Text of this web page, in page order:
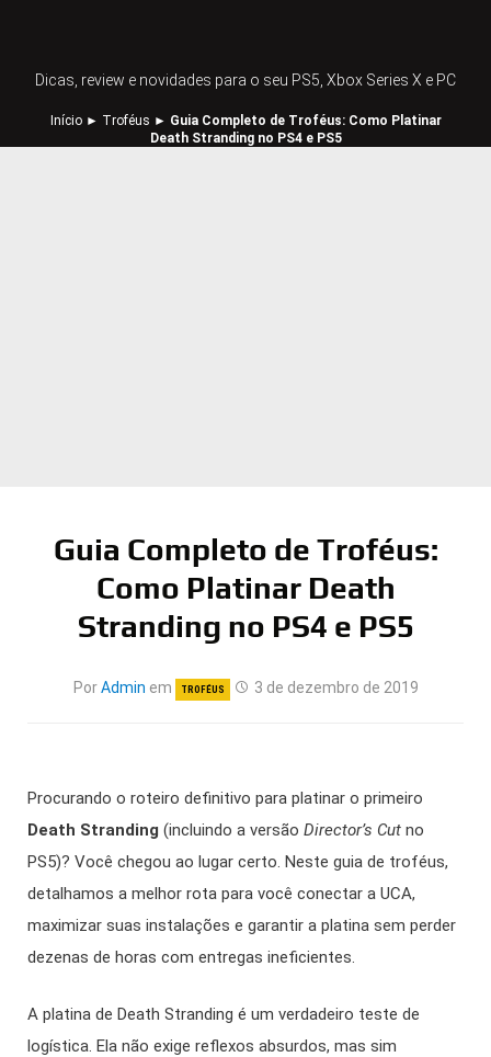
Dicas, review e novidades para o seu PS5, Xbox Series X e PC
Início► Troféus ► Guia Completo de Troféus: Como Platinar
Death Stranding no PS4 e PS5
Guia Completo de Troféus:
Como Platinar Death
Stranding no PS4 e PS5
PorAdmin em TROFÉUS 3 de dezembro de 2019
Procurando o roteiro definitivo para platinar o primeiro
Death Stranding (incluindo a versão Director’s Cut no
PS5)? Você chegou ao lugar certo. Neste guia de troféus,
detalhamos a melhor rota para você conectar a UCA,
maximizar suas instalações e garantir a platina sem perder
dezenas de horas com entregas ineficientes.
A platina de Death Stranding é um verdadeiro teste de
logística. Ela não exige reflexos absurdos, mas sim